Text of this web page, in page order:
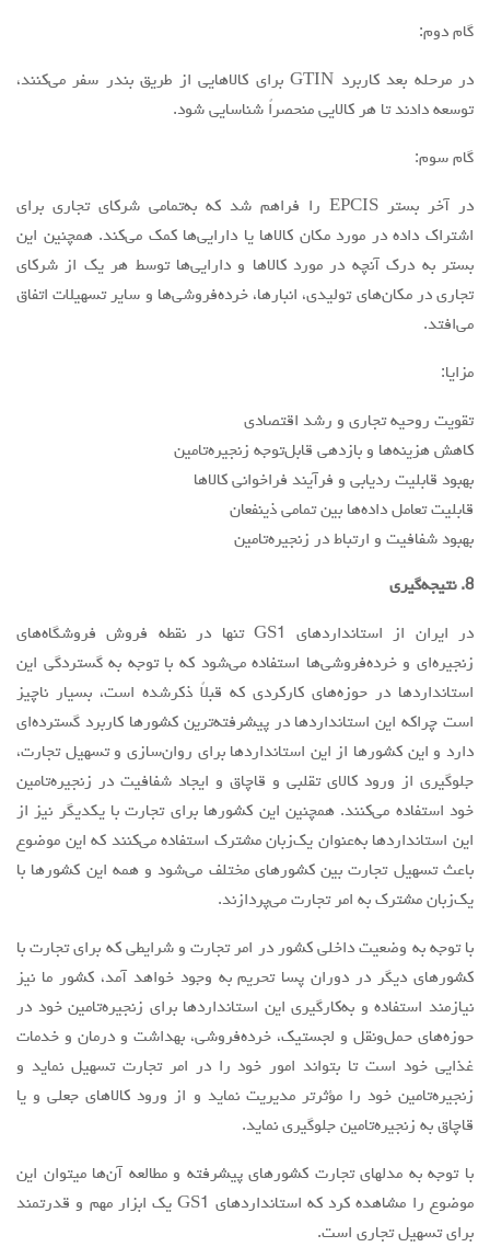
گام دوم:
در مرحله بعد کاربرد GTIN براي کالاهایی از طریق بندر سفر می‌کنند،
توسعه دادند تا هر كالايي منحصراً شناسایی شود.
گام سوم:
در آخر بستر EPCIS را فراهم شد كه به‌تمامی شرکای تجاری برای
اشتراک داده در مورد مکان کالاها یا دارایی‌ها کمک می‌کند. همچنین این
بستر به درک آنچه در مورد کالاها و دارایی‌ها توسط هر یک از شرکای
تجاری در مکان‌های تولیدی، انبارها، خرده‌فروشی‌ها و سایر تسهیلات اتفاق
می‌افتد.
مزایا:
تقویت روحیه تجاری و رشد اقتصادی
کاهش هزینه‌ها و بازدهی قابل‌توجه زنجیره‌تامین
بهبود قابلیت ردیابی و فرآیند فراخوانی کالاها
قابلیت تعامل داده‌ها بین تمامی ذینفعان
بهبود شفافیت و ارتباط در زنجیره‌تامین
8. نتيجه‌گيري
در ايران از استانداردهاي GS1 تنها در نقطه فروش فروشگاه‌هاي
زنجيره‌اي و خرده‌فروشي‌ها استفاده مي‌شود كه با توجه به گستردگي اين
استانداردها در حوزه‌هاي كاركردي كه قبلاً ذکرشده است، بسيار ناچيز
است چراکه اين استانداردها در پيشرفته‌ترين كشورها كاربرد گسترده‌اي
دارد و اين كشورها از اين استانداردها براي روان‌سازي و تسهيل تجارت،
جلوگيري از ورود كالاي تقلبي و قاچاق و ايجاد شفافيت در زنجيره‌تامين
خود استفاده مي‌كنند‌. همچنين اين كشورها براي تجارت با يكديگر نيز از
اين استانداردها به‌عنوان یک‌زبان مشترك استفاده مي‌كنند كه اين موضوع
باعث تسهيل تجارت بين كشورهاي مختلف مي‌شود و همه اين كشورها با
یک‌زبان مشترك به امر تجارت مي‌پردازند.
با توجه به وضعيت داخلي كشور در امر تجارت و شرايطي كه براي تجارت با
كشورهاي ديگر در دوران پسا تحريم به وجود خواهد آمد، كشور ما نيز
نيازمند استفاده و به‌کارگیری اين استانداردها براي زنجيره‌تامين خود در
حوزه‌هاي حمل‌و‌نقل و لجستيك، خرده‌فروشی، بهداشت و درمان و خدمات
غذايي خود است تا بتواند امور خود را در امر تجارت تسهيل نمايد و
زنجيره‌تامين خود را مؤثرتر مديريت نمايد و از ورود كالاهاي جعلي و يا
قاچاق به زنجيره‌تامين جلوگيري نمايد.
با توجه به مدل‏هاي تجارت كشورهاي پيشرفته و مطالعه آن‌ها مي‏توان اين
موضوع را مشاهده كرد كه استانداردهاي GS1 يك ابزار مهم و قدرتمند
براي تسهيل تجاري است.